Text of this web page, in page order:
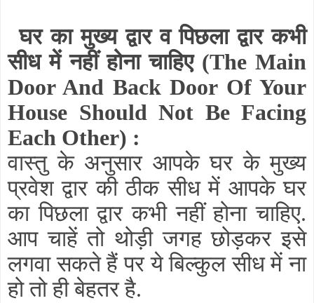
घर का मुख्य द्वार व पिछला द्वार कभी
सीध में नहीं होना चाहिए(The Main
Door And Back Door Of Your
House Should Not Be Facing
Each Other) :
वास्तु के अनुसार आपके घर के मुख्य
प्रवेश द्वार की ठीक सीध में आपके घर
का पिछला द्वार कभी नहीं होना चाहिए.
आप चाहें तो थोड़ी जगह छोड़कर इसे
लगवा सकते हैं पर ये बिल्कुल सीध में ना
हो तो ही बेहतर है.